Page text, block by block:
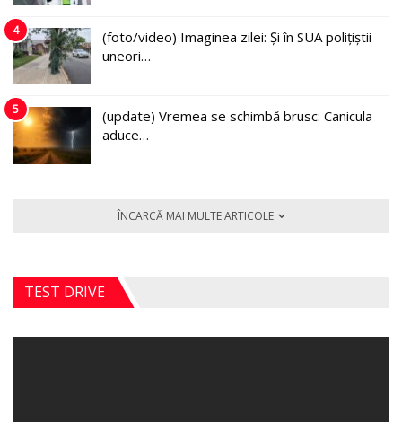
4
(foto/video) Imaginea zilei: Și în SUA polițiștii
uneori…
5
(update) Vremea se schimbă brusc: Canicula
aduce…
ÎNCARCĂ MAI MULTE ARTICOLE
TEST DRIVE